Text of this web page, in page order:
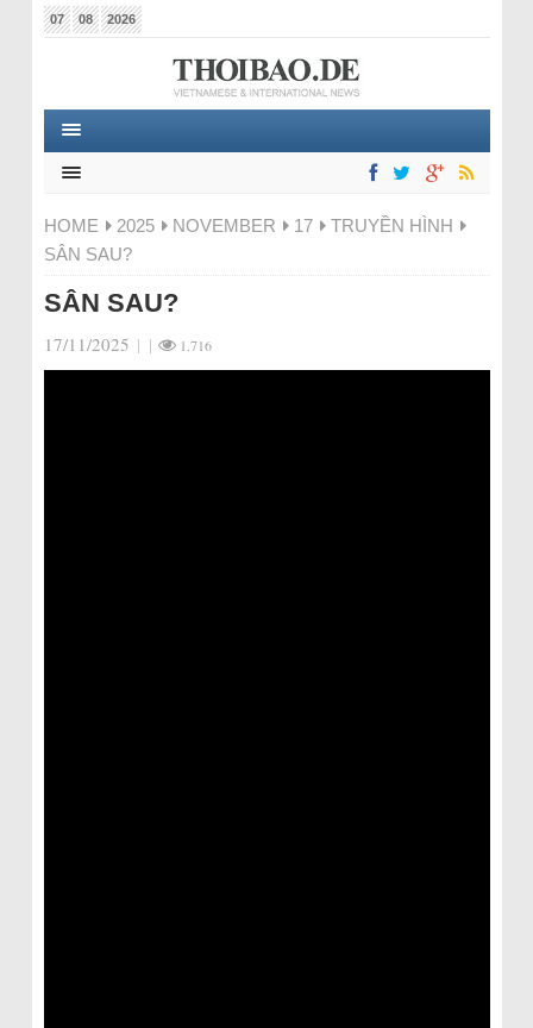
07 08 2026
HOME 2025 NOVEMBER 17
TRUYỀN HÌNH
SÂN SAU?
SÂN SAU?
17/11/2025 | | 1.716